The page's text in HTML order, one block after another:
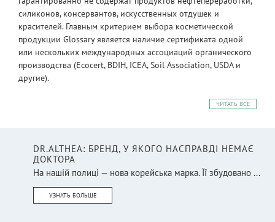
силиконов, консервантов, искусственных отдушек и
красителей. Главным критерием выбора косметической
продукции Glossary является наличие сертификата одной
или нескольких международных ассоциаций органического
производства (Ecocert, BDIH, ICEA, Soil Association, USDA и
другие).
ЧИТАТЬ ВСЕ
DR.ALTHEA: БРЕНД, У ЯКОГО НАСПРАВДІ НЕМАЄ
ДОКТОРА
На нашій полиці — нова корейська марка. Її збудовано ...
УЗНАТЬ БОЛЬШЕ